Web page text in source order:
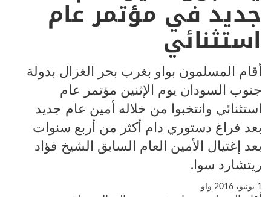
جديد في مؤتمر عام
استثنائي
أقام المسلمون بواو بغرب بحر الغزال بدولة
جنوب السودان يوم الإثنين مؤتمر عام
استثنائي وانتخبوا من خلاله أمين عام جديد
بعد فراغ دستوري دام أكثر من أربع سنوات
بعد إغتيال الأمين العام السابق الشيخ فؤاد
ريتشارد سوا.
1 يونيو، 2016 واو